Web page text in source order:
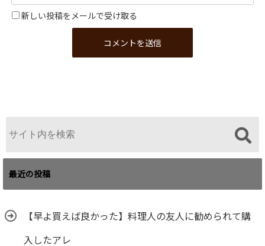
新しい投稿をメールで受け取る
最近の投稿
【早よ買えば良かった】料理人の友人に勧められて購
入したアレ